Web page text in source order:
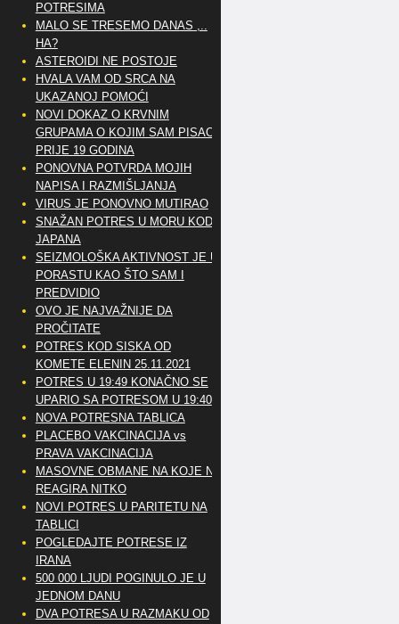
POTRESIMA
MALO SE TRESEMO DANAS ,..
HA?
ASTEROIDI NE POSTOJE
HVALA VAM OD SRCA NA
UKAZANOJ POMOĆI
NOVI DOKAZ O KRVNIM
GRUPAMA O KOJIM SAM PISAO
PRIJE 19 GODINA
PONOVNA POTVRDA MOJIH
NAPISA I RAZMIŠLJANJA
VIRUS JE PONOVNO MUTIRAO
SNAŽAN POTRES U MORU KOD
JAPANA
SEIZMOLOŠKA AKTIVNOST JE U
PORASTU KAO ŠTO SAM I
PREDVIDIO
OVO JE NAJVAŽNIJE DA
PROČITATE
POTRES KOD SISKA OD
KOMETE ELENIN 25.11.2021
POTRES U 19:49 KONAČNO SE
UPARIO SA POTRESOM U 19:40
NOVA POTRESNA TABLICA
PLACEBO VAKCINACIJA vs
PRAVA VAKCINACIJA
MASOVNE OBMANE NA KOJE NE
REAGIRA NITKO
NOVI POTRES U PARITETU NA
TABLICI
POGLEDAJTE POTRESE IZ
IRANA
500 000 LJUDI POGINULO JE U
JEDNOM DANU
DVA POTRESA U RAZMAKU OD